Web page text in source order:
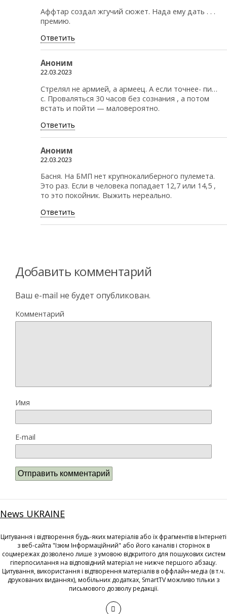
Аффтар создал жгучий сюжет. Нада ему дать . . .
премию.
Ответить
Аноним
22.03.2023
Стрелял не армией, а армеец. А если точнее- пи…
с. Проваляться 30 часов без сознания , а потом
встать и пойти — маловероятно.
Ответить
Аноним
22.03.2023
Басня. На БМП нет крупнокалиберного пулемета.
Это раз. Если в человека попадает 12,7 или 14,5 ,
то это покойник. Выжить нереально.
Ответить
Добавить комментарий
Ваш e-mail не будет опубликован.
Комментарий
Имя
E-mail
News UKRAINE
Цитування і відтворення будь-яких матеріалів або їх фрагментів в Інтернеті
з веб-сайта "Ізюм Інформаційний" або його каналів і сторінок в
соцмережах дозволено лише з умовою відкритого для пошукових систем
гіперпосилання на відповідний матеріал не нижче першого абзацу.
Цитування, використання і відтворення матеріалів в оффлайн-медіа (в т.ч.
друкованих виданнях), мобільних додатках, SmartTV можливо тільки з
письмового дозволу редакції.